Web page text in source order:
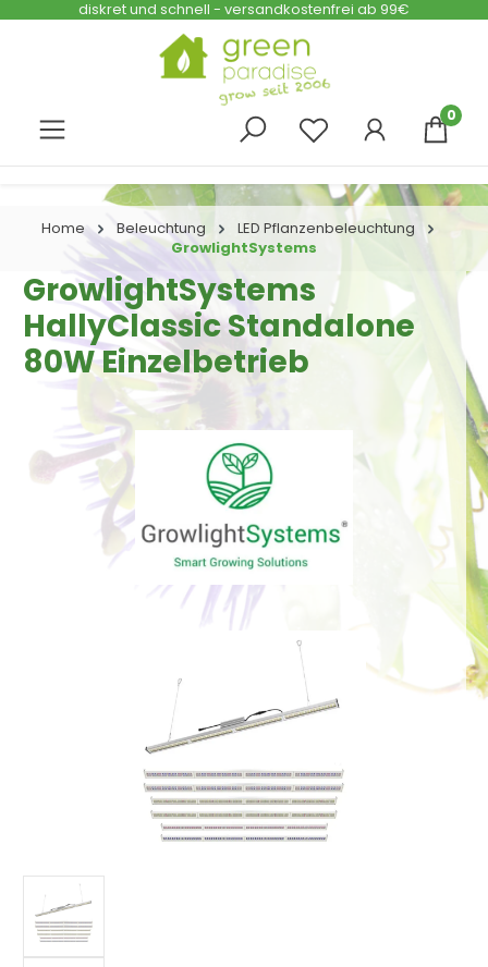
Zum Hauptinhalt springen
diskret und schnell - versandkostenfrei ab 99€
0
Home Beleuchtung
LED Pflanzenbeleuchtung
GrowlightSystems
GrowlightSystems
HallyClassic Standalone
80W Einzelbetrieb